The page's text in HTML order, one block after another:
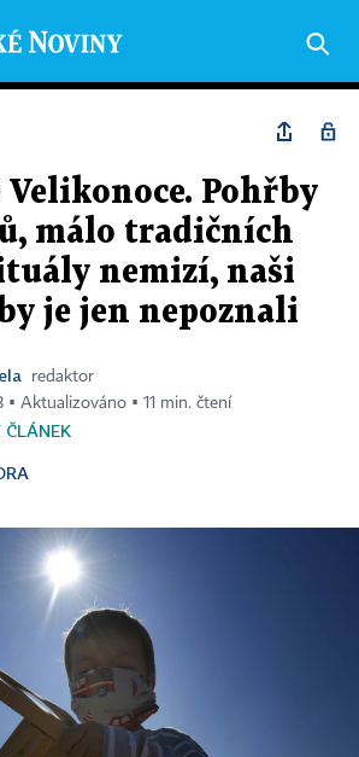
Pohřby
málo tradičních
nemizí, naši
je jen nepoznali
redaktor
▪ Aktualizováno ▪ 11 min. čtení
ČLÁNEK